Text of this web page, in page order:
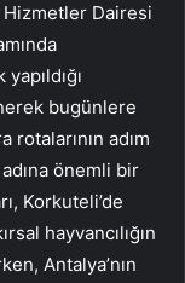
Dairesi
bugünlere
rotalarının adım
adına önemli bir
Korkuteli’de
hayvancılığın
Antalya’nın